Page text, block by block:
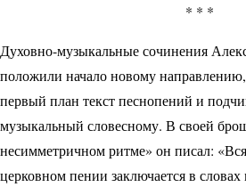
* * *
Духовно-музыкальные сочинения
положили начало новому
первый план текст песнопений и
музыкальный словесному. В своей
несимметричном ритме» он писал:
церковном пении заключается в